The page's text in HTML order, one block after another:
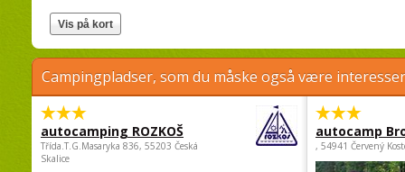
Campingpladser, som du måske også være
autocamping ROZKOŠ
Třída.T.G.Masaryka 836, 55203 Česká
Skalice
autocamp
, 54941 Červený